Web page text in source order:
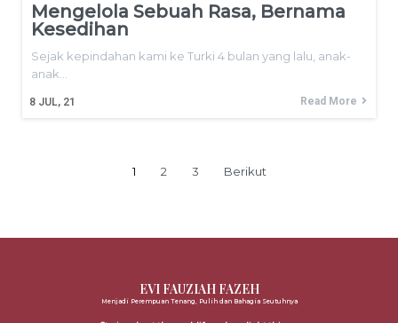
Mengelola Sebuah Rasa, Bernama
Kesedihan
8 JUL, 21
Sejak kepindahan kami ke Turki 4 bulan yang lalu, anak-
anak…
Read More
1 2 3 Berikut
EVI FAUZIAH FAZEH
Menjadi Perempuan Tenang, Pulih dan Bahagia Seutuhnya